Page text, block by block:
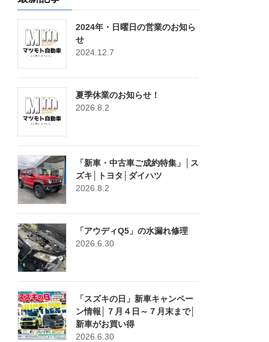
2024年・日曜日の営業のお知ら
せ
2024.12.7
夏季休業のお知らせ！
2026.8.2
「新車・中古車ご成約特集」│ス
ズキ│トヨタ│ダイハツ
2026.8.2
「アウディQ5」の水漏れ修理
2026.6.30
「スズキの日」新車キャンペー
ン情報│７月４日～７月末まで│
新車がお買い得
2026.6.30